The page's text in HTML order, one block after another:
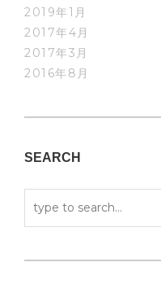
2019年1月
2017年4月
2017年3月
2016年8月
SEARCH